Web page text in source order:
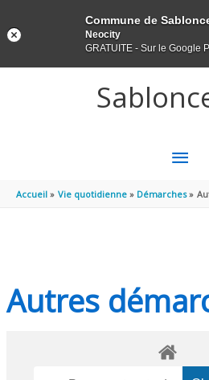
MENU
Accueil Vie quotidienne Démarches
Autres
Commune de
Neocity
GRATUITE - Sur le Google